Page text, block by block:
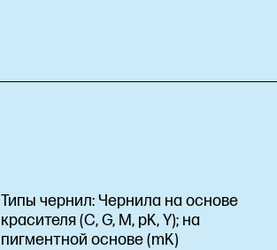
Типы чернил:Чернила на основе
красителя (C, G, M, pK, Y); на
пигментной основе (mK)